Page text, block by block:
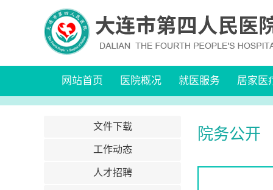
网站首页 医院概况 就医服务 居家医
院务公开
文件下载
工作动态
人才招聘